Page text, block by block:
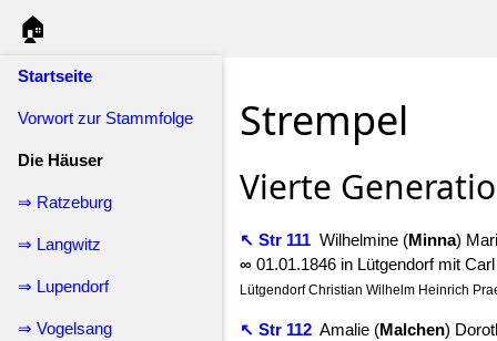
🏠
Startseite
Vorwort zur Stammfolge
Die Häuser
⇒ Ratzeburg
⇒ Langwitz
⇒ Lupendorf
⇒ Vogelsang
Strempel
Vierte
↖ Str 111 Wilhelmine (Minna)
∞ 01.01.1846 in Lütgendorf mit
Lütgendorf Christian Wilhelm Heinrich
↖ Str 112 Amalie (Malchen)